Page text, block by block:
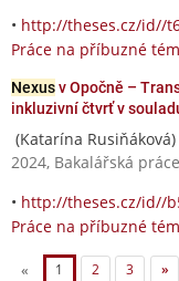
• http://theses.cz/id//
Práce na příbuzné
Nexusv Opočně –
inkluzivní čtvrť v
(Katarína Rusiňáková)
2024, Bakalářská
• http://theses.cz/id//
Práce na příbuzné
« 1 2 3 »